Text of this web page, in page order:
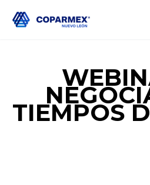
TIEMPOS